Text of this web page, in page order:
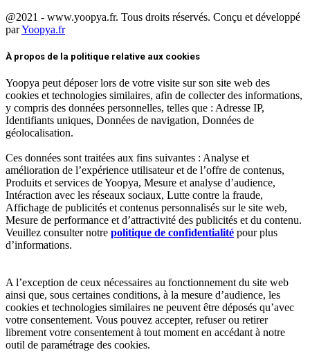
@2021 - www.yoopya.fr. Tous droits réservés. Conçu et développé
parYoopya.fr
À propos de la politique relative aux cookies
Yoopya peut déposer lors de votre visite sur son site web des
cookies et technologies similaires, afin de collecter des informations,
y compris des données personnelles, telles que : Adresse IP,
Identifiants uniques, Données de navigation, Données de
géolocalisation.
Ces données sont traitées aux fins suivantes : Analyse et
amélioration de l’expérience utilisateur et de l’offre de contenus,
Produits et services de Yoopya, Mesure et analyse d’audience,
Intéraction avec les réseaux sociaux, Lutte contre la fraude,
Affichage de publicités et contenus personnalisés sur le site web,
Mesure de performance et d’attractivité des publicités et du contenu.
Veuillez consulter notre politique de confidentialité pour plus
d’informations.
A l’exception de ceux nécessaires au fonctionnement du site web
ainsi que, sous certaines conditions, à la mesure d’audience, les
cookies et technologies similaires ne peuvent être déposés qu’avec
votre consentement. Vous pouvez accepter, refuser ou retirer
librement votre consentement à tout moment en accédant à notre
outil de paramétrage des cookies.